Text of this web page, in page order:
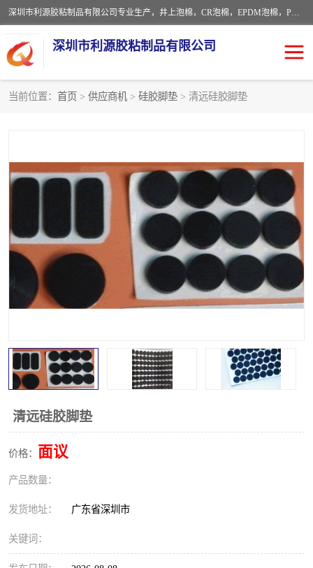
深圳市利源胶粘制品有限公司专业生产，井上泡棉，CR泡棉，EPDM泡棉，PORON泡棉厚度剖切，公差正负0.1mm，硅胶条，脚垫，异形一次成型，雕刻EVA海绵；包装材料:精密仪器、医疗器具、运输时缓冲、防震材料。建筑:住房装潢材料、房屋门窗密封；轻便、强韧性：轻便并且具有较强的韧性，良好的耐油性与耐溶剂性。隔热性：导热性低具有优越的保温性，具有的回弹性。
深圳市利源胶粘制品有限公司
当前位置： 首页 > 供应商机 > 硅胶脚垫 > 清远硅胶脚垫
清远硅胶脚垫
价格： 面议
产品数量：
发货地址： 广东省深圳市
关键词：
EVA珍珠棉异形 硅胶脚垫